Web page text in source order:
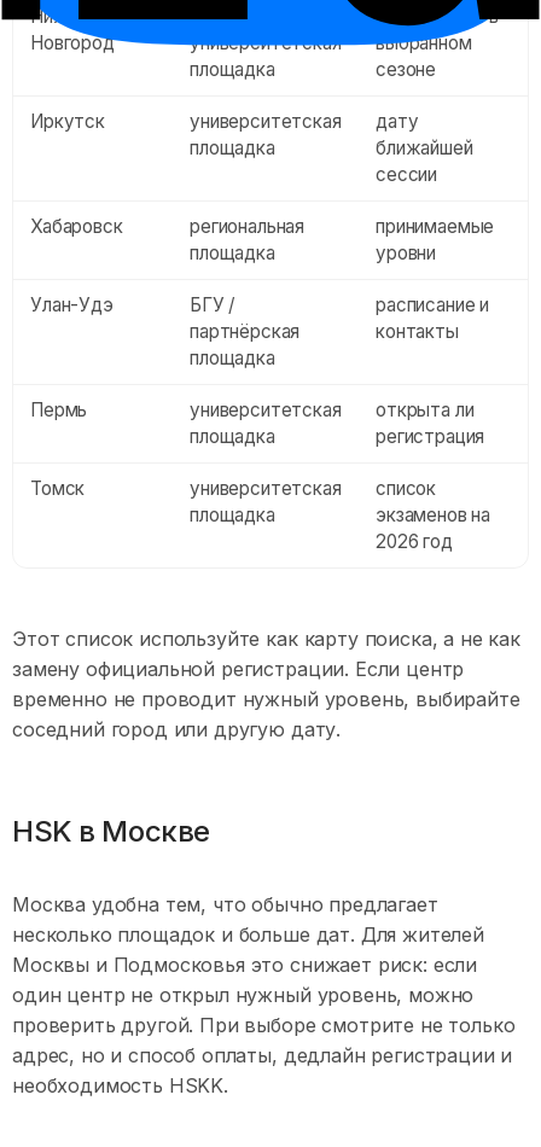
Нижний
Новгород
НГЛУ /
университетская
площадка
наличие HSK в
выбранном
сезоне
Иркутск
университетская
площадка
дату
ближайшей
сессии
Хабаровск
региональная
площадка
принимаемые
уровни
Улан-Удэ
БГУ /
партнёрская
площадка
расписание и
контакты
Пермь
университетская
площадка
открыта ли
регистрация
Томск
университетская
площадка
список
экзаменов на
2026 год
Этот список используйте как карту поиска, а не как
замену официальной регистрации. Если центр
временно не проводит нужный уровень, выбирайте
соседний город или другую дату.
HSK в Москве
Москва удобна тем, что обычно предлагает
несколько площадок и больше дат. Для жителей
Москвы и Подмосковья это снижает риск: если
один центр не открыл нужный уровень, можно
проверить другой. При выборе смотрите не только
адрес, но и способ оплаты, дедлайн регистрации и
необходимость HSKK.